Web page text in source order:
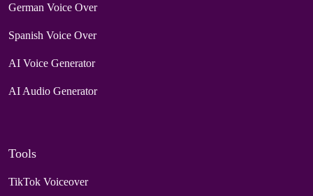
German Voice Over
Spanish Voice Over
AI Voice Generator
AI Audio Generator
Tools
TikTok Voiceover